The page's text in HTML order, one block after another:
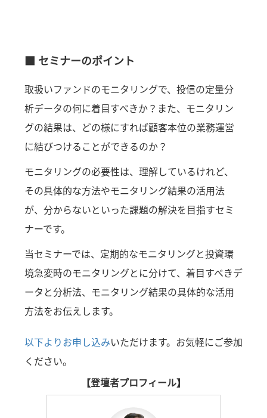
■ セミナーのポイント
取扱いファンドのモニタリングで、投信の定量分
析データの何に着目すべきか？また、モニタリン
グの結果は、どの様にすれば顧客本位の業務運営
に結びつけることができるのか？
モニタリングの必要性は、理解しているけれど、
その具体的な方法やモニタリング結果の活用法
が、分からないといった課題の解決を目指すセミ
ナーです。
当セミナーでは、定期的なモニタリングと投資環
境急変時のモニタリングとに分けて、着目すべきデ
ータと分析法、モニタリング結果の具体的な活用
方法をお伝えします。
以下よりお申し込みいただけます。お気軽にご参加
ください。
【登壇者プロフィール】